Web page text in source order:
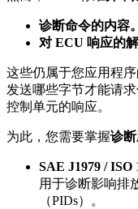
诊断命令的内容。
对 ECU 响应的解
这些仍属于您应用程
发送哪些字节才能请
控制单元的响应。
为此，您需要掌握诊
SAE J1979 / ISO
用于诊断影响排
（PIDs）。